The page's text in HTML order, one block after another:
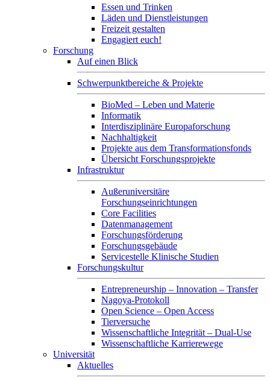
Essen und Trinken
Läden und Dienstleistungen
Freizeit gestalten
Engagiert euch!
Forschung
Auf einen Blick
Schwerpunktbereiche & Projekte
BioMed – Leben und Materie
Informatik
Interdisziplinäre Europaforschung
Nachhaltigkeit
Projekte aus dem Transformationsfonds
Übersicht Forschungsprojekte
Infrastruktur
Außeruniversitäre
Forschungseinrichtungen
Core Facilities
Datenmanagement
Forschungsförderung
Forschungsgebäude
Servicestelle Klinische Studien
Forschungskultur
Entrepreneurship – Innovation – Transfer
Nagoya-Protokoll
Open Science – Open Access
Tierversuche
Wissenschaftliche Integrität – Dual-Use
Wissenschaftliche Karrierewege
Universität
Aktuelles